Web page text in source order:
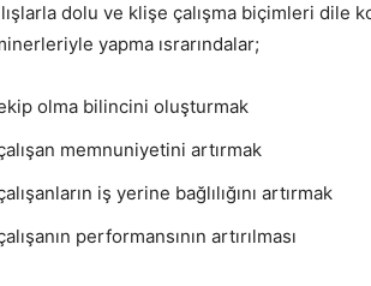
dolu ve klişe çalışma biçimleri dile
yapma ısrarındalar;
olma bilincini oluşturmak
memnuniyetini artırmak
iş yerine bağlılığını artırmak
performansının artırılması